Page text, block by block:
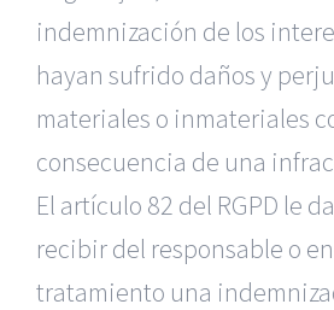
indemnización de los
hayan sufrido daños y
materiales o inmateriales
consecuencia de una
El artículo 82 del RGPD le
recibir del responsable o
tratamiento una